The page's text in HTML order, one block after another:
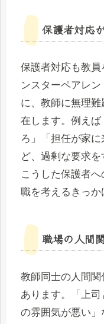
保護者対応
保護者対応も教
ンスターペアレ
に、教師に無理
在します。例え
ろ」「担任が家
ど、過剰な要求を
こうした保護者
職を考えるきっか
職場の人間
教師同士の人間
あります。「上
の雰囲気が悪い」